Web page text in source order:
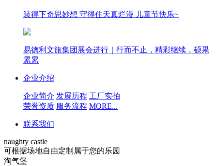
装得下奇思妙想 守得住天真烂漫 儿童节快乐~
易德利文旅集团展会进行｜行而不止，精彩继续，硕果
累累
企业介绍
企业简介 发展历程 工厂实拍
荣誉资质 服务流程 MORE...
联系我们
naughty castle
可根据场地自由定制属于您的乐园
淘气堡